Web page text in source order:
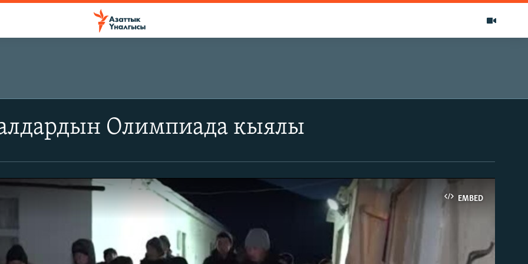
Олимпиада кыялы
EMBED